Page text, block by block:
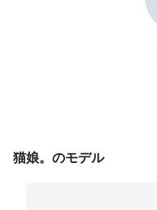
猫娘。のモデル